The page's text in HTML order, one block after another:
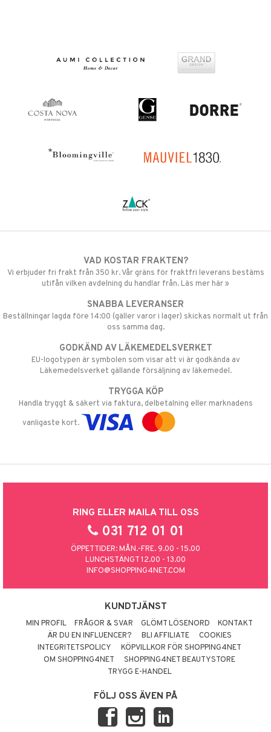
VAD KOSTAR FRAKTEN?
Vi erbjuder fri frakt från 350 kr. Vår gräns för fraktfri leverans bestäms
utifån vilken avdelning du handlar från. Läs mer här »
SNABBA LEVERANSER
Beställningar lagda före 14:00 (gäller varor i lager) skickas normalt ut från
oss samma dag.
GODKÄND AV LÄKEMEDELSVERKET
EU-logotypen är symbolen som visar att vi är godkända av
Läkemedelsverket gällande försäljning av läkemedel.
TRYGGA KÖP
Handla tryggt & säkert via faktura, delbetalning eller marknadens
vanligaste kort.
RING ELLER MAILA TILL OSS
031 712 01 01
ÖPPETTIDER: MÅN.-FRE. 9.00 - 15.00
LUNCHSTÄNGT 12.00 - 13.00
INFO@SHOPPING4NET.COM
KUNDTJÄNST
MIN PROFIL FRÅGOR & SVAR GLÖMT LÖSENORD
KONTAKT
ÄR DU EN INFLUENCER?
BLI AFFILIATE
COOKIES
INTEGRITETSPOLICY
KÖPVILLKOR FÖR SHOPPING4NET
OM SHOPPING4NET
SHOPPING4NET BEAUTYSTORE
TRYGG E-HANDEL
FÖLJ OSS ÄVEN PÅ